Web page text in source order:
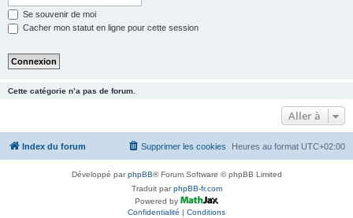
Se souvenir de moi
Cacher mon statut en ligne pour cette session
Cette catégorie n’a pas de forum.
Aller à
Index du forum Heures au format UTC+02:00
Supprimer les cookies
Développé parphpBB® Forum Software © phpBB Limited
Traduit parphpBB-fr.com
Powered by
Confidentialité | Conditions